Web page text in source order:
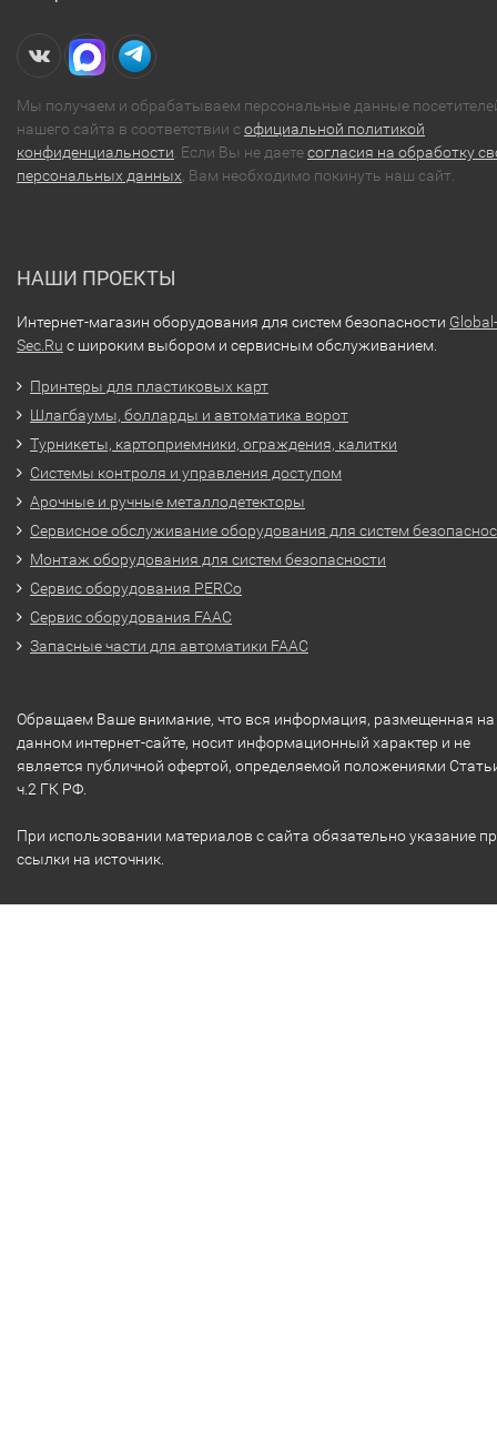
Мы получаем и обрабатываем персональные данные
нашего сайта в соответствии софициальной политикой
конфиденциальности . Если Вы не даетесогласия на обработку
персональных данных , Вам необходимо покинуть наш сайт.
НАШИ ПРОЕКТЫ
Интернет-магазин оборудования для систем безопасности Global-
Sec.Ru с широким выбором и сервисным обслуживанием.
Принтеры для пластиковых карт
Шлагбаумы, болларды и автоматика ворот
Турникеты, картоприемники, ограждения, калитки
Системы контроля и управления доступом
Арочные и ручные металлодетекторы
Сервисное обслуживание оборудования для систем
Монтаж оборудования для систем безопасности
Сервис оборудования PERCo
Сервис оборудования FAAC
Запасные части для автоматики FAAC
Обращаем Ваше внимание, что вся информация, размещенная на
данном интернет-сайте, носит информационный характер и не
является публичной офертой, определяемой положениями
ч.2 ГК РФ.
При использовании материалов с сайта обязательно указание
ссылки на источник.